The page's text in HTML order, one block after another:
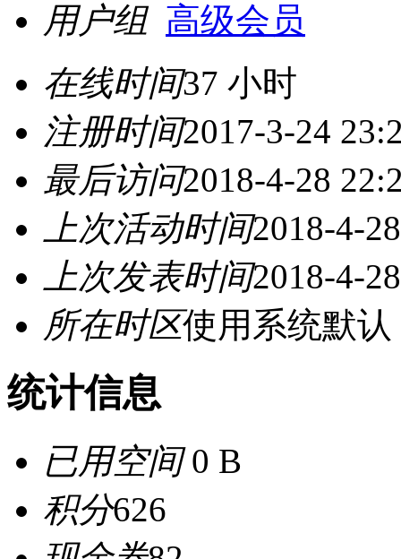
用户组 高级会员
在线时间37 小时
注册时间2017-3-24
最后访问2018-4-28
上次活动时间2018-4-
上次发表时间2018-4-
所在时区使用系统默认
统计信息
已用空间0 B
积分626